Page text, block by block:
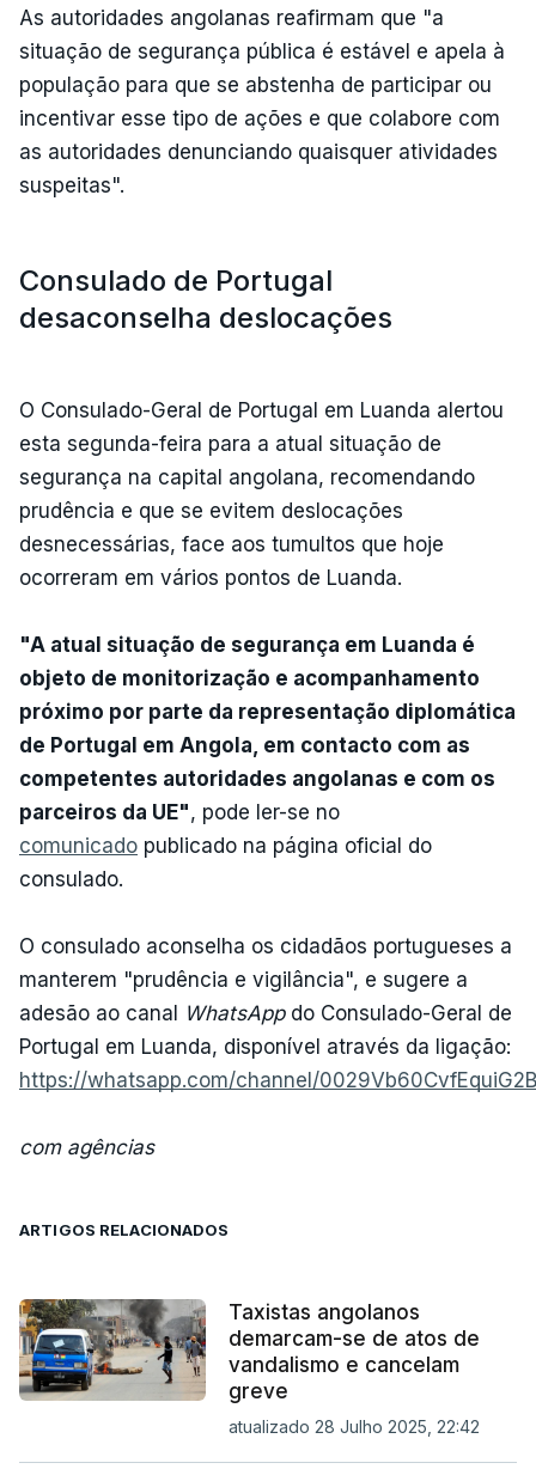
As autoridades angolanas reafirmam que "a
situação de segurança pública é estável e apela à
população para que se abstenha de participar ou
incentivar esse tipo de ações e que colabore com
as autoridades denunciando quaisquer atividades
suspeitas".
Consulado de Portugal
desaconselha deslocações
O Consulado-Geral de Portugal em Luanda alertou
esta segunda-feira para a atual situação de
segurança na capital angolana, recomendando
prudência e que se evitem deslocações
desnecessárias, face aos tumultos que hoje
ocorreram em vários pontos de Luanda.
"A atual situação de segurança em Luanda é
objeto de monitorização e acompanhamento
próximo por parte da representação diplomática
de Portugal em Angola, em contacto com as
competentes autoridades angolanas e com os
parceiros da UE", pode ler-se no
comunicado publicado na página oficial do
consulado.
O consulado aconselha os cidadãos portugueses a
manterem "prudência e vigilância", e sugere a
adesão ao canal WhatsApp do Consulado-Geral de
Portugal em Luanda, disponível através da ligação:
https://whatsapp.com/channel/
com agências
ARTIGOS RELACIONADOS
Taxistas angolanos
demarcam-se de atos de
vandalismo e cancelam
greve
atualizado 28 Julho 2025, 22:42